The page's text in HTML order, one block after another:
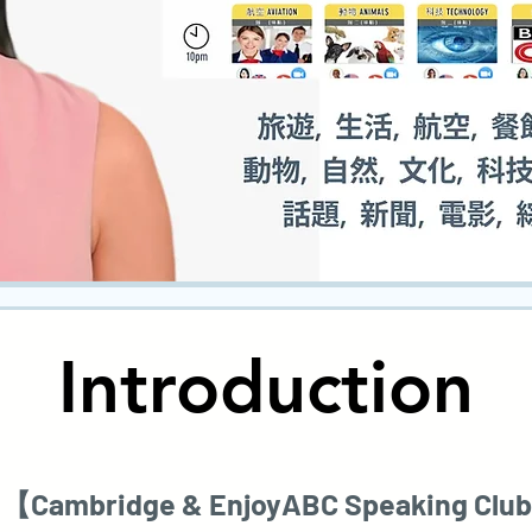
Introduction
Introduction
Cambridge & EnjoyABC Speaking